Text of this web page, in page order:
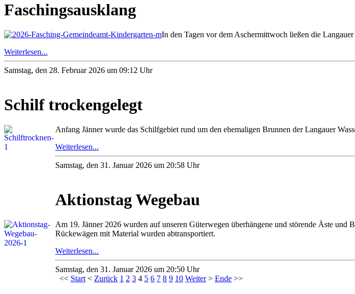
Faschingsausklang
In den Tagen vor dem Aschermittwoch ließen die Langauer
Weiterlesen...
Samstag, den 28. Februar 2026 um 09:12 Uhr
Schilf trockengelegt
Anfang Jänner wurde das Schilfgebiet rund um den ehemaligen Brunnen der Langauer
Weiterlesen...
Samstag, den 31. Januar 2026 um 20:58 Uhr
Aktionstag Wegebau
Am 19. Jänner 2026 wurden auf unseren Güterwegen überhängene und störende Äste
Rückewägen mit Material wurden abtransportiert.
Weiterlesen...
Samstag, den 31. Januar 2026 um 20:50 Uhr
<< Start < Zurück 1 2 3 4 5 6 7 8 9 10 Weiter> Ende >>